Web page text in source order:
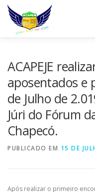
Pular
para
conteúdo
REINVINDICAÇÕES
WHATSAPP
ACAPEJE
aposentados e
de Julho de
Júri do Fórum
Chapecó.
PUBLICADO EM 15 DE
Após realizar o primeiro